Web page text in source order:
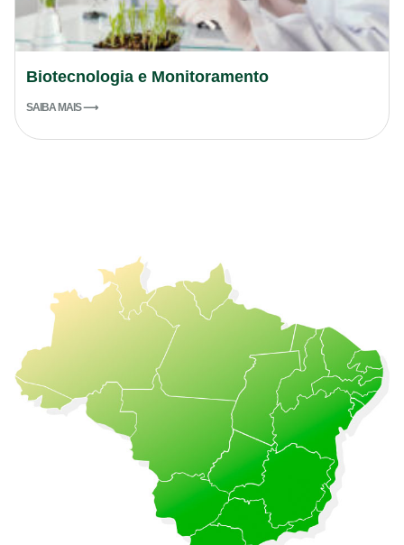
Biotecnologia e Monitoramento
SAIBA MAIS ⟶